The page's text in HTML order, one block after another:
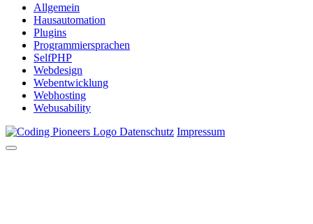
Allgemein
Hausautomation
Plugins
Programmiersprachen
SelfPHP
Webdesign
Webentwicklung
Webhosting
Webusability
Datenschutz Impressum